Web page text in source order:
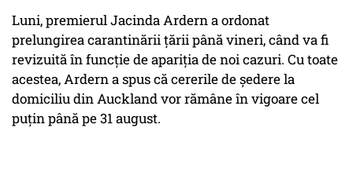
Luni, premierul Jacinda Ardern a ordonat
prelungirea carantinării țării până vineri, când va fi
revizuită în funcție de apariția de noi cazuri. Cu toate
acestea, Ardern a spus că cererile de ședere la
domiciliu din Auckland vor rămâne în vigoare cel
puțin până pe 31 august.